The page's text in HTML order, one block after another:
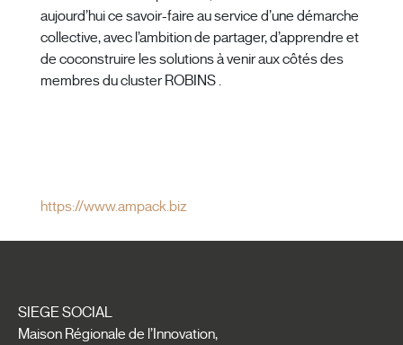
aujourd’hui ce savoir-faire au service d’une démarche
collective, avec l’ambition de partager, d’apprendre et
de coconstruire les solutions à venir aux côtés des
membres du cluster ROBINS .
https://www.ampack.biz
SIEGE SOCIAL
Maison Régionale de l’Innovation,